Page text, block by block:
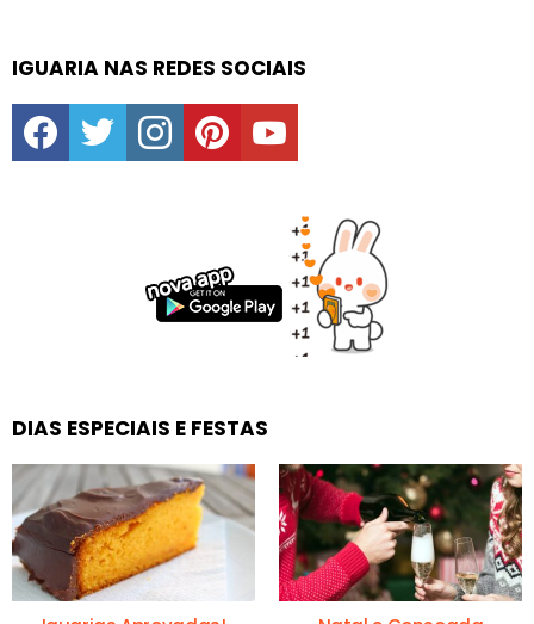
IGUARIA NAS REDES SOCIAIS
facebooktwitter instagrampinterestyoutube
DIAS ESPECIAIS E FESTAS